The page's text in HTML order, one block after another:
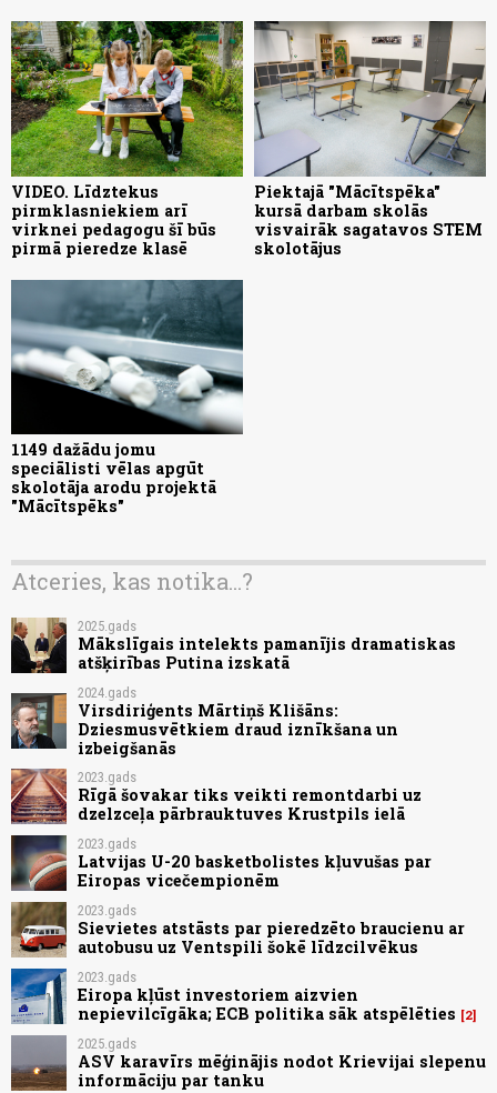
VIDEO. Līdztekus
pirmklasniekiem arī
virknei pedagogu šī būs
pirmā pieredze klasē
Piektajā "Mācītspēka"
kursā darbam skolās
visvairāk sagatavos STEM
skolotājus
1149 dažādu jomu
speciālisti vēlas apgūt
skolotāja arodu projektā
"Mācītspēks"
Atceries, kas notika...?
2025.gads
Mākslīgais intelekts pamanījis dramatiskas
atšķirības Putina izskatā
2024.gads
Virsdiriģents Mārtiņš Klišāns:
Dziesmusvētkiem draud iznīkšana un
izbeigšanās
2023.gads
Rīgā šovakar tiks veikti remontdarbi uz
dzelzceļa pārbrauktuves Krustpils ielā
2023.gads
Latvijas U-20 basketbolistes kļuvušas par
Eiropas vicečempionēm
2023.gads
Sievietes atstāsts par pieredzēto braucienu ar
autobusu uz Ventspili šokē līdzcilvēkus
2023.gads
Eiropa kļūst investoriem aizvien
nepievilcīgāka; ECB politika sāk atspēlēties
2
2025.gads
ASV karavīrs mēģinājis nodot Krievijai slepenu
informāciju par tanku